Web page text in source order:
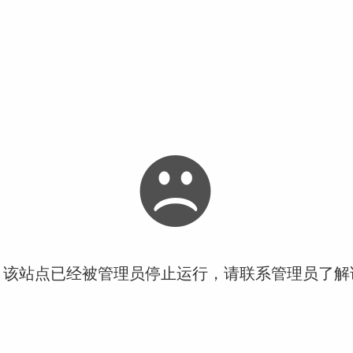
站点已经被管理员停止运行，请联系管理员了